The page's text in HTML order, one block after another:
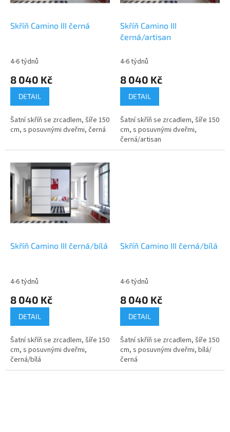
Skříň Camino III černá
4-6 týdnů
8 040 Kč
DETAIL
Šatní skříň se zrcadlem, šíře 150
cm, s posuvnými dveřmi, černá
Skříň Camino III
černá/artisan
4-6 týdnů
8 040 Kč
DETAIL
Šatní skříň se zrcadlem, šíře 150
cm, s posuvnými dveřmi,
černá/artisan
Skříň Camino III černá/bílá
4-6 týdnů
8 040 Kč
DETAIL
Šatní skříň se zrcadlem, šíře 150
cm, s posuvnými dveřmi,
černá/bílá
Skříň Camino III černá/bílá
4-6 týdnů
8 040 Kč
DETAIL
Šatní skříň se zrcadlem, šíře 150
cm, s posuvnými dveřmi, bílá/
černá